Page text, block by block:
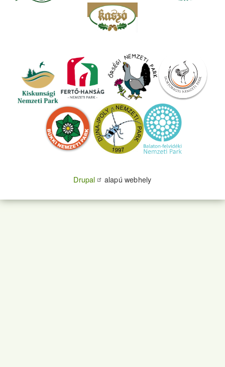
Drupal alapú webhely